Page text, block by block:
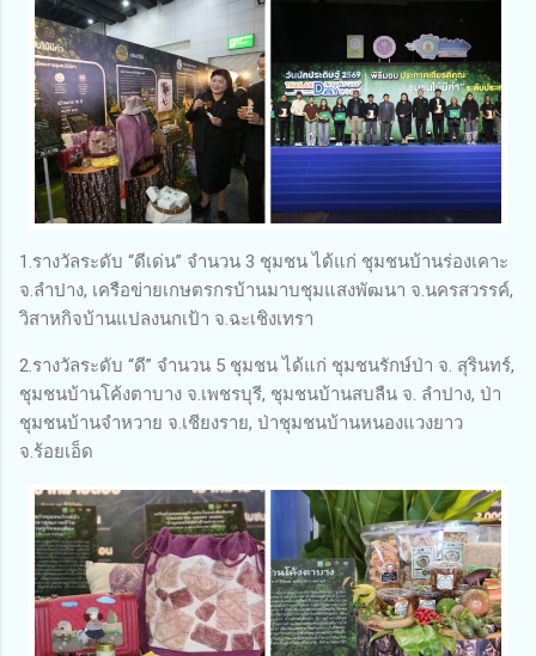
1.รางวัลระดับ “ดีเด่น” จำนวน 3 ชุมชน ได้แก่ ชุมชนบ้านร่องเคาะ
จ.ลำปาง, เครือข่ายเกษตรกรบ้านมาบชุมแสงพัฒนา จ.นครสวรรค์,
วิสาหกิจบ้านแปลงนกเป้า จ.ฉะเชิงเทรา
2.รางวัลระดับ “ดี” จำนวน 5 ชุมชน ได้แก่ ชุมชนรักษ์ป่า จ. สุรินทร์,
ชุมชนบ้านโค้งตาบาง จ.เพชรบุรี, ชุมชนบ้านสบลืน จ. ลำปาง, ป่า
ชุมชนบ้านจำหวาย จ.เชียงราย, ป่าชุมชนบ้านหนองแวงยาว
จ.ร้อยเอ็ด